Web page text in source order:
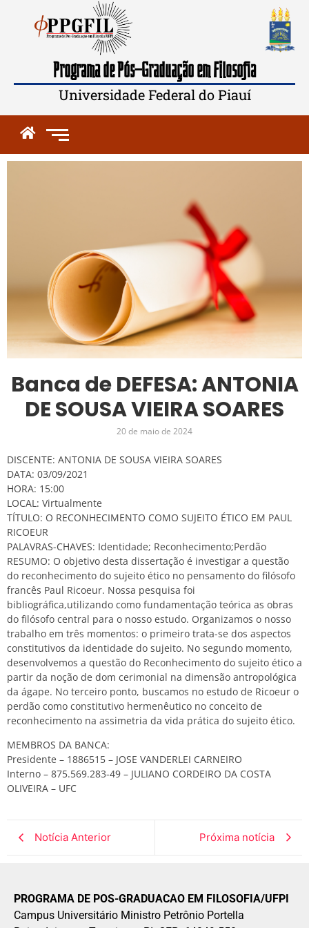
Programa de Pós-Graduação em Filosofia
Universidade Federal do Piauí
Banca de DEFESA: ANTONIA
DE SOUSA VIEIRA SOARES
20 de maio de 2024
DISCENTE: ANTONIA DE SOUSA VIEIRA SOARES
DATA: 03/09/2021
HORA: 15:00
LOCAL: Virtualmente
TÍTULO: O RECONHECIMENTO COMO SUJEITO ÉTICO EM PAUL
RICOEUR
PALAVRAS-CHAVES: Identidade; Reconhecimento;Perdão
RESUMO: O objetivo desta dissertação é investigar a questão
do reconhecimento do sujeito ético no pensamento do filósofo
francês Paul Ricoeur. Nossa pesquisa foi
bibliográfica,utilizando como fundamentação teórica as obras
do filósofo central para o nosso estudo. Organizamos o nosso
trabalho em três momentos: o primeiro trata-se dos aspectos
constitutivos da identidade do sujeito. No segundo momento,
desenvolvemos a questão do Reconhecimento do sujeito ético a
partir da noção de dom cerimonial na dimensão antropológica
da ágape. No terceiro ponto, buscamos no estudo de Ricoeur o
perdão como constitutivo hermenêutico no conceito de
reconhecimento na assimetria da vida prática do sujeito ético.
MEMBROS DA BANCA:
Presidente – 1886515 – JOSE VANDERLEI CARNEIRO
Interno – 875.569.283-49 – JULIANO CORDEIRO DA COSTA
OLIVEIRA – UFC
Notícia Anterior Próxima notícia
PROGRAMA DE POS-GRADUACAO EM FILOSOFIA/UFPI
Campus Universitário Ministro Petrônio Portella